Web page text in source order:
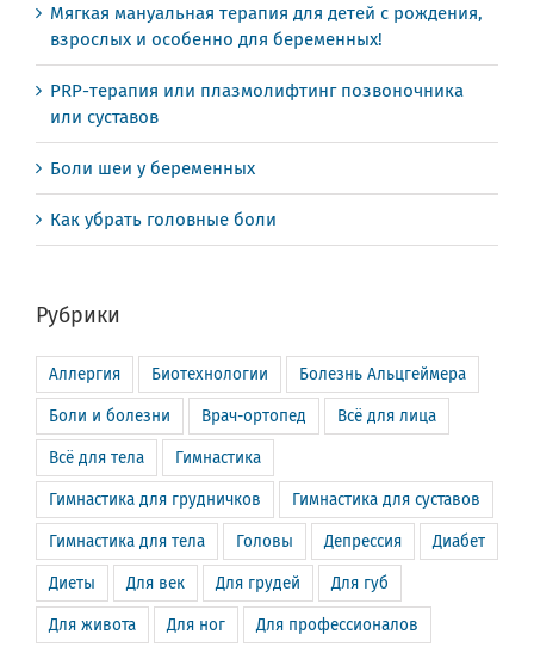
Мягкая мануальная терапия для детей с рождения,
взрослых и особенно для беременных!
PRP-терапия или плазмолифтинг позвоночника
или суставов
Боли шеи у беременных
Как убрать головные боли
Рубрики
Аллергия Биотехнологии Болезнь Альцгеймера
Боли и болезни Врач-ортопед Всё для лица
Всё для тела Гимнастика
Гимнастика для грудничков Гимнастика для суставов
Гимнастика для тела Головы Депрессия Диабет
Диеты Для век Для грудей Для губ
Для живота Для ног Для профессионалов